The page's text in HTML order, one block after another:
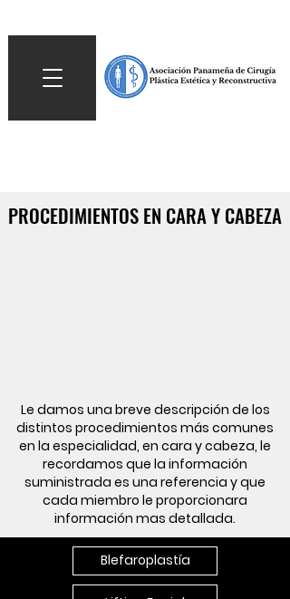
PROCEDIMIENTOS EN CARA Y CABEZA
PROCEDIMIENTOS EN CARA Y CABEZA
Le damos una breve descripción de los
distintos procedimientos más comunes
en la especialidad, en cara y cabeza, le
recordamos que la información
suministrada es una referencia y que
cada miembro le proporcionara
información mas detallada.
Blefaroplastía